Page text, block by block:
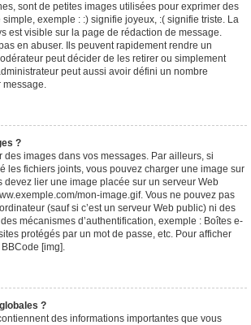
sont de petites images utilisées pour exprimer des
exemple : :) signifie joyeux, :( signifie triste. La
est visible sur la page de rédaction de message.
en abuser. Ils peuvent rapidement rendre un
peut décider de les retirer ou simplement
peut aussi avoir défini un nombre
message.
?
des images dans vos messages. Par ailleurs, si
les fichiers joints, vous pouvez charger une image sur
devez lier une image placée sur un serveur Web
mon-image.gif. Vous ne pouvez pas
(sauf si c’est un serveur Web public) ni des
mécanismes d’authentification, exemple : Boîtes e-
protégés par un mot de passe, etc. Pour afficher
[img].
?
des informations importantes que vous